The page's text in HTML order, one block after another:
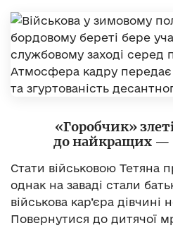
«Горобчик»
до найкращих —
Стати військовою Тетяна
однак на заваді стали
військова кар’єра дівчині
Повернутися до дитячої